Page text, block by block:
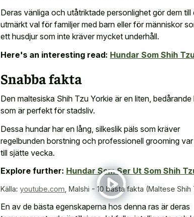
Deras vänliga och utåtriktade personlighet gör dem till
utmärkt val för familjer med barn eller för människor
ett husdjur som inte kräver mycket underhåll.
Here's an interesting read: Hundar Som Shih
Snabba fakta
Den maltesiska Shih Tzu Yorkie är en liten, bedårande
som är perfekt för stadsliv.
Dessa hundar har en lång, silkeslik päls som kräver
regelbunden borstning och professionell grooming
till sjätte vecka.
Explore further: Hundar Som Ser Ut Som Shih
Källa: youtube.com Malshi - 10 bästa fakta (Maltese Shih
En av de bästa egenskaperna hos denna ras är deras